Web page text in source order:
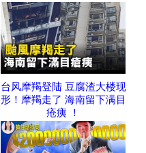
台风摩羯登陆 豆腐渣大楼现
形！摩羯走了 海南留下满目
疮痍 ！